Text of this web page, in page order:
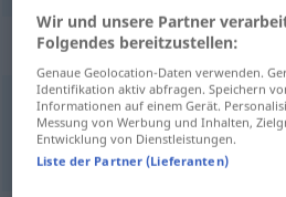
Beispielsätze für
ständig auf (der)Achse sein
alltidvara i farten
Wir und unsere Partner
Folgendes bereitzustellen:
Genaue Geolocation-Daten verwenden.
Identifikation aktiv abfragen. Speichern
Informationen auf einem Gerät.
Messung von Werbung und Inhalten,
Entwicklung von Dienstleistungen.
Liste der Partner (Lieferanten)